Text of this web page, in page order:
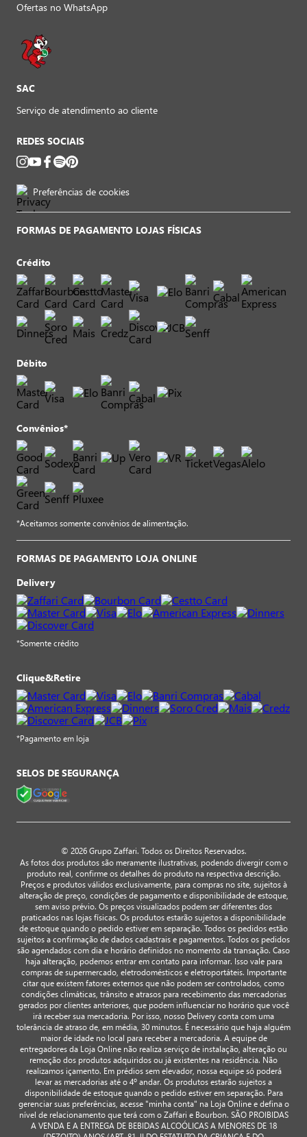
Ofertas no WhatsApp
SAC
Serviço de atendimento ao cliente
REDES SOCIAIS
Preferências de cookies
FORMAS DE PAGAMENTO LOJAS FÍSICAS
Crédito
Débito
Convênios*
*Aceitamos somente convênios de alimentação.
FORMAS DE PAGAMENTO LOJA ONLINE
Delivery
*Somente crédito
Clique&Retire
*Pagamento em loja
SELOS DE SEGURANÇA
© 2026 Grupo Zaffari. Todos os Direitos Reservados.
As fotos dos produtos são meramente ilustrativas, podendo divergir com o
produto real, confirme os detalhes do produto na respectiva descrição.
Preços e produtos válidos exclusivamente, para compras no site, sujeitos à
alteração de preço, condições de pagamento e disponibilidade de estoque,
sem aviso prévio. Os preços visualizados podem ser diferentes dos
praticados nas lojas físicas. Os produtos estarão sujeitos a disponibilidade
de estoque quando o pedido estiver em separação. Todos os pedidos estão
sujeitos a confirmação de dados cadastrais e pagamentos. Todos os pedidos
são agendados com dia e horário definidos no momento da transação. Caso
haja alteração, podemos entrar em contato para informar. Isso vale para
compras de supermercado, eletrodomésticos e eletroportáteis. Importante
citar que existem fatores externos que não podem ser controlados, como
condições climáticas, trânsito e atrasos para recebimento das mercadorias
gerados por clientes anteriores, que podem influenciar no horário que você
irá receber sua mercadoria. Por isso, nosso Delivery conta com uma
tolerância de atraso de, em média, 30 minutos. É necessário que haja alguém
maior de idade no local para receber a mercadoria. A equipe de
entregadores da Loja Online não realiza serviço de instalação, alteração ou
remoção dos produtos adquiridos ou já existentes na residência. Não
realizamos içamento. Em prédios sem elevador, nossa equipe só poderá
levar as mercadorias até o 4º andar. Os produtos estarão sujeitos a
disponibilidade de estoque quando o pedido estiver em separação. Para
gerenciar suas preferências, acesse "minha conta" na Loja Online e defina o
nível de relacionamento que terá com o Zaffari e Bourbon. SÃO PROIBIDAS
A VENDA E A ENTREGA DE BEBIDAS ALCOÓLICAS A MENORES DE 18